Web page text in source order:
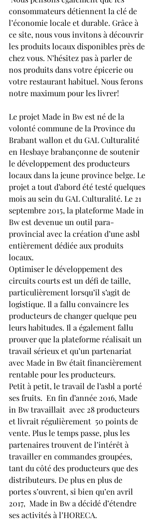
consommateurs détiennent la clé de
l’économie locale et durable. Grâce à
ce site, nous vous invitons à découvrir
les produits locaux disponibles près de
chez vous. N’hésitez pas à parler de
nos produits dans votre épicerie ou
votre restaurant habituel. Nous ferons
notre maximum pour les livrer!
Le projet Made in Bw est né de la
volonté commune de la Province du
Brabant wallon et du GAL Culturalité
en Hesbaye brabançonne de soutenir
le développement des producteurs
locaux dans la jeune province belge. Le
projet a tout d’abord été testé quelques
mois au sein du GAL Culturalité. Le 21
septembre 2015, la plateforme Made in
Bw est devenue un outil para-
provincial avec la création d’une asbl
entièrement dédiée aux produits
locaux.
Optimiser le développement des
circuits courts est un défi de taille,
particulièrement lorsqu’il s’agit de
logistique. Il a fallu convaincre les
producteurs de changer quelque peu
leurs habitudes. Il a également fallu
prouver que la plateforme réalisait un
travail sérieux et qu’un partenariat
avec Made in Bw était financièrement
rentable pour les producteurs.
Petit à petit, le travail de l’asbl a porté
ses fruits.  En fin d’année 2016, Made
in Bw travaillait  avec 28 producteurs
et livrait régulièrement  50 points de
vente. Plus le temps passe, plus les
partenaires trouvent de l’intérêt à
travailler en commandes groupées,
tant du côté des producteurs que des
distributeurs. De plus en plus de
portes s’ouvrent, si bien qu’en avril
2017,  Made in Bw a décidé d’étendre
ses activités à l’HORECA.